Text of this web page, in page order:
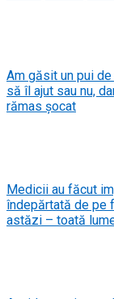
Am găsit un pui
să îl ajut sau nu,
rămas șocat
Medicii au făcut
îndepărtată de pe
astăzi – toată